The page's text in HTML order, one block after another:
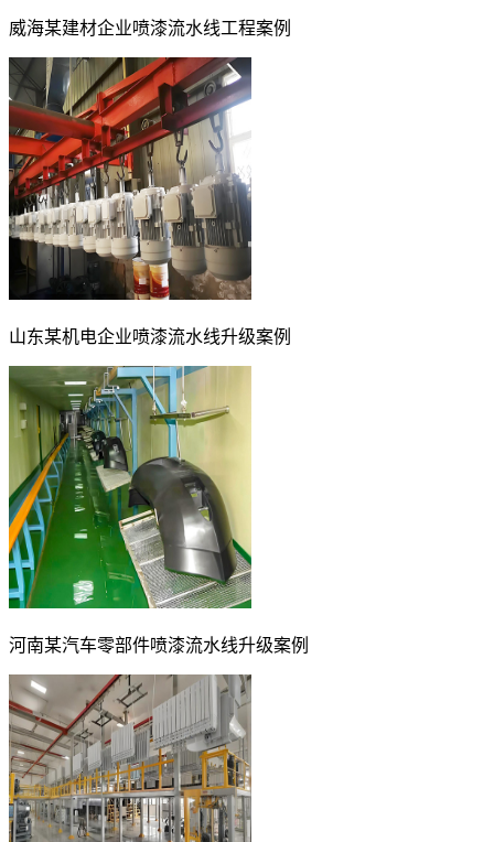
威海某建材企业喷漆流水线工程案例
山东某机电企业喷漆流水线升级案例
河南某汽车零部件喷漆流水线升级案例